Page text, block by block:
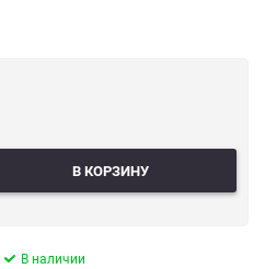
В КОРЗИНУ
В наличии